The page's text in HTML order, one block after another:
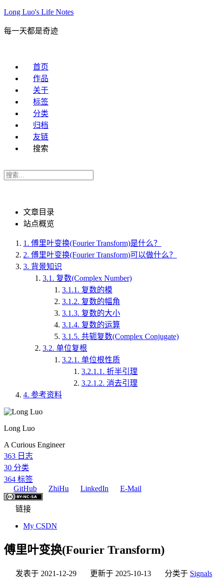
Long Luo's Life Notes
每一天都是奇迹
首页
作品
关于
标签
分类
归档
友链
搜索
文章目录
站点概览
1. 傅里叶变换(Fourier Transform)是什么？
2. 傅里叶变换(Fourier Transform)可以做什么？
3. 背景知识
3.1. 复数(Complex Number)
3.1.1. 复数的模
3.1.2. 复数的幅角
3.1.3. 复数的大小
3.1.4. 复数的运算
3.1.5. 共轭复数(Complex Conjugate)
3.2. 单位复根
3.2.1. 单位根性质
3.2.1.1. 折半引理
3.2.1.2. 消去引理
4. 参考资料
Long Luo
A Curious Engineer
363 日志
30 分类
364 标签
GitHub
ZhiHu LinkedIn E-Mail
链接
My CSDN
傅里叶变换(Fourier Transform)
发表于 2021-12-29 更新于 2025-10-13 分类于 Signals